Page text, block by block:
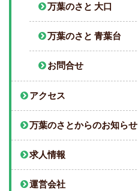
万葉のさと 大口
万葉のさと 青葉台
お問合せ
アクセス
万葉のさとからのお知らせ
求人情報
運営会社